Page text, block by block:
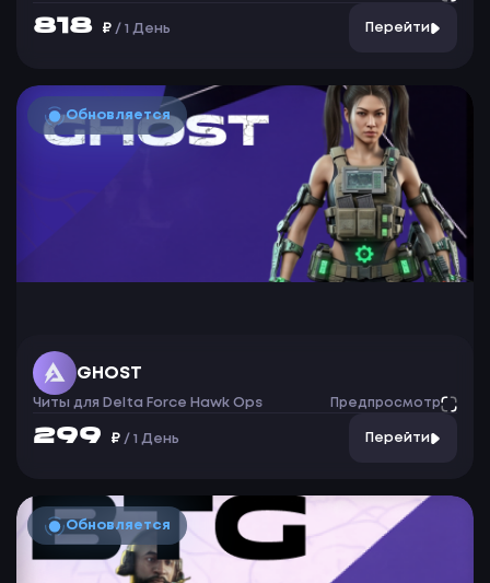
818 ₽ / 1 День Перейти
Обновляется
GHOST
Читы для Delta Force Hawk Ops Предпросмотр
299 ₽ / 1 День Перейти
Обновляется